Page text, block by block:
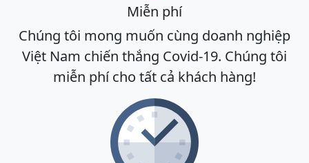
Miễn phí
Chúng tôi mong muốn cùng doanh nghiệp
Việt Nam chiến thắng Covid-19. Chúng tôi
miễn phí cho tất cả khách hàng!